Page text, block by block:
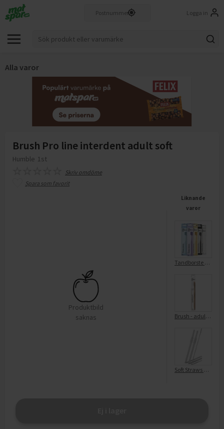
Logga in
Alla varor
Brush Pro line interdent adult soft
Humble 1st
Skriv omdöme
Spara som favorit
Produktbild
saknas
Liknande
varor
Tandborste Brush Ultra Soft
Brush - adult mix
Soft Straws & Cleaning Brush